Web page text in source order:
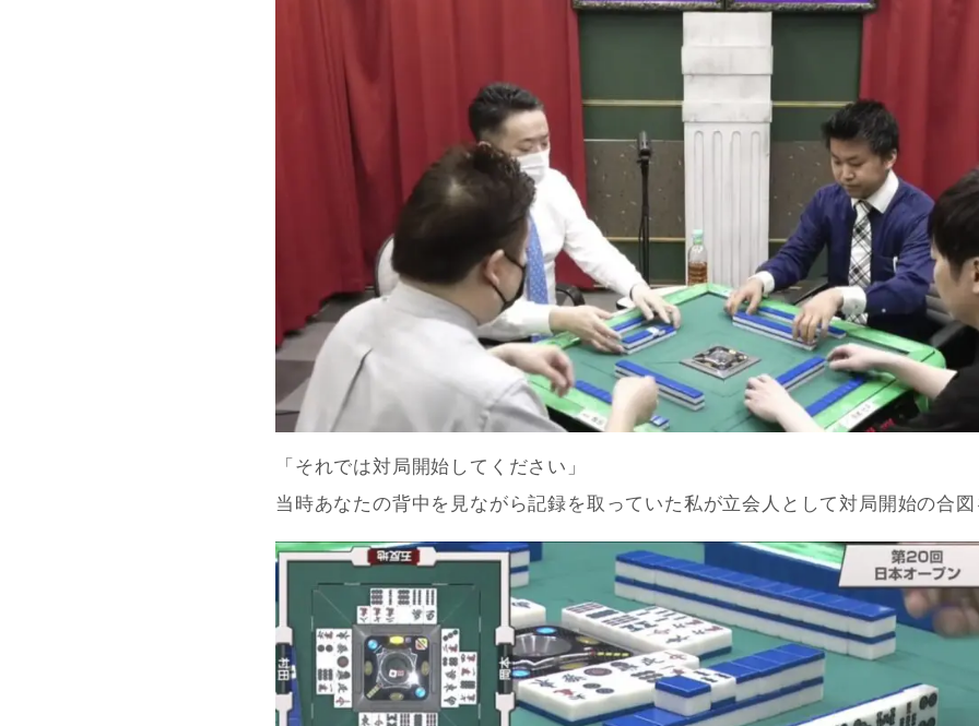
「それでは対局開始してください」
当時あなたの背中を見ながら記録を取っていた私が立会人として対局開始の合